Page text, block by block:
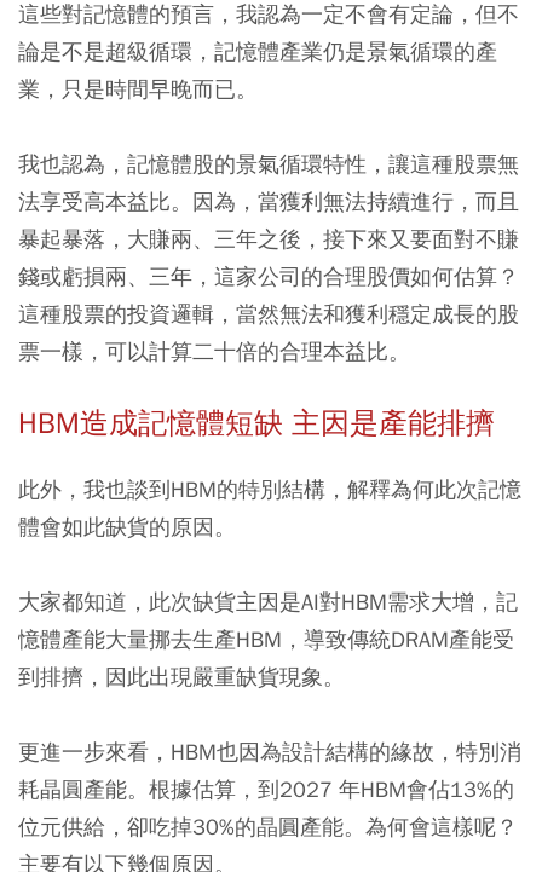
這些對記憶體的預言，我認為一定不會有定論，但不
論是不是超級循環，記憶體產業仍是景氣循環的產
業，只是時間早晚而已。
我也認為，記憶體股的景氣循環特性，讓這種股票無
法享受高本益比。因為，當獲利無法持續進行，而且
暴起暴落，大賺兩、三年之後，接下來又要面對不賺
錢或虧損兩、三年，這家公司的合理股價如何估算？
這種股票的投資邏輯，當然無法和獲利穩定成長的股
票一樣，可以計算二十倍的合理本益比。
HBM造成記憶體短缺 主因是產能排擠
此外，我也談到HBM的特別結構，解釋為何此次記憶
體會如此缺貨的原因。
大家都知道，此次缺貨主因是AI對HBM需求大增，記
憶體產能大量挪去生產HBM，導致傳統DRAM產能受
到排擠，因此出現嚴重缺貨現象。
更進一步來看，HBM也因為設計結構的緣故，特別消
耗晶圓產能。根據估算，到2027 年HBM會佔13%的
位元供給，卻吃掉30%的晶圓產能。為何會這樣呢？
主要有以下幾個原因。